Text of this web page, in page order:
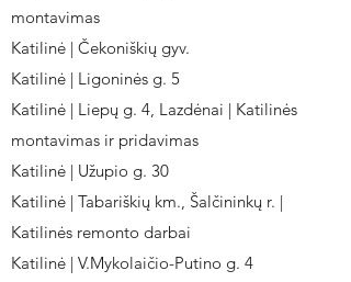
montavimas
Katilinė | Čekoniškių gyv.
Katilinė | Ligoninės g. 5
Katilinė | Liepų g. 4, Lazdėnai | Katilinės
montavimas ir pridavimas
Katilinė | Užupio g. 30
Katilinė | Tabariškių km., Šalčininkų r. |
Katilinės remonto darbai
Katilinė | V.Mykolaičio-Putino g. 4